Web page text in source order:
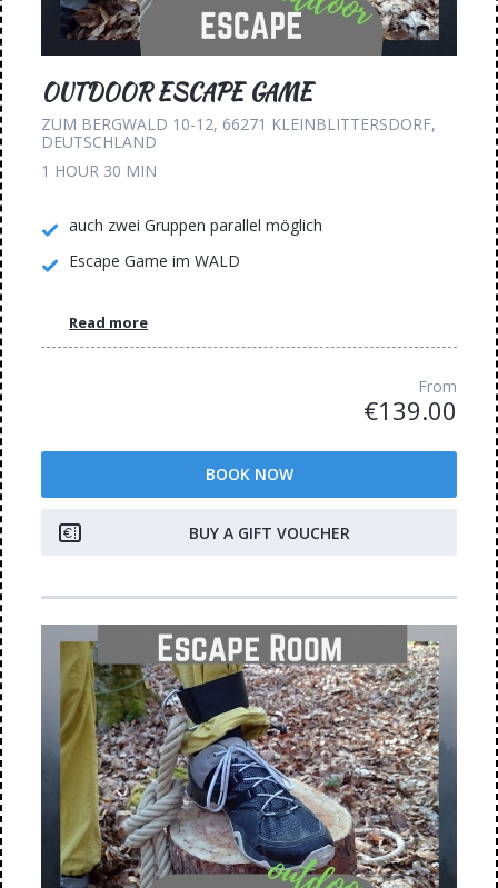
OUTDOOR ESCAPE GAME
ZUM BERGWALD 10-12, 66271 KLEINBLITTERSDORF,
DEUTSCHLAND
1 HOUR 30 MIN
auch zwei Gruppen parallel möglich
Escape Game im WALD
Read more
From
€139.00
BOOK NOW
BUY A GIFT VOUCHER